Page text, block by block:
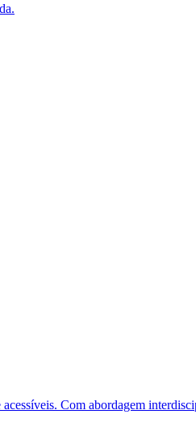
Com abordagem